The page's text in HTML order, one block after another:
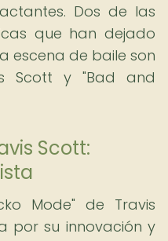
Dos de las
que han dejado
escena de baile son
Scott y "Bad and
Scott:
Mode" de Travis
por su innovación y